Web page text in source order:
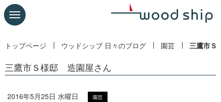
トップページ ウッドシップ 日々のブログ 園芸 三鷹市
三鷹市Ｓ様邸 造園屋さん
2016年5月25日 水曜日 園芸